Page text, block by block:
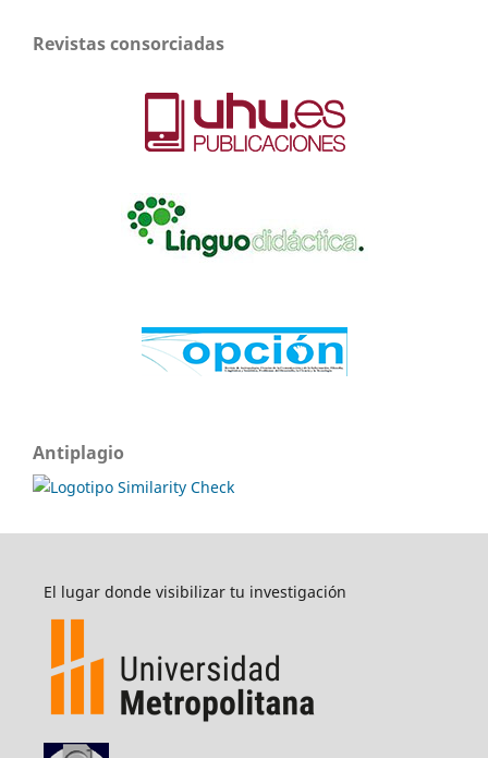
Revistas consorciadas
Antiplagio
El lugar donde visibilizar tu investigación